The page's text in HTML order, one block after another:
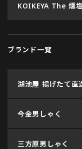
KOIKEYA The 燻
ブランド一覧
湖池屋 揚げたて直
今金男しゃく
三方原男しゃく